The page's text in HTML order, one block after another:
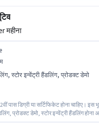
महीना
स्टोर इन्वेंट्री हैंडलिंग, प्रोडक्ट डेमो
डिग्री या सर्टिफिकेट होना चाहिए। इस
प्रोडक्ट डेमो, स्टोर इन्वेंट्री हैंडलिंग होना